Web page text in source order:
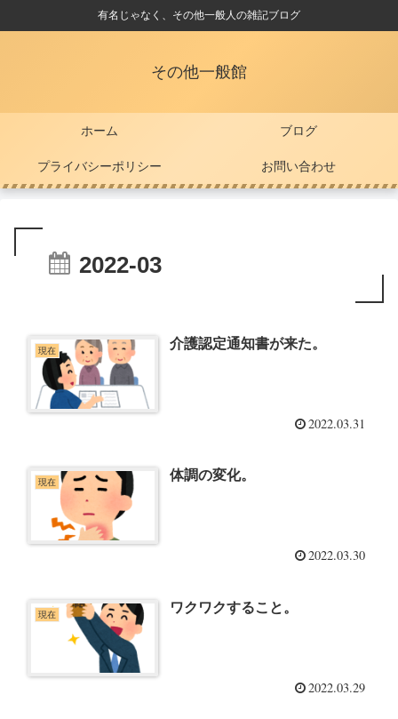
有名じゃなく、その他一般人の雑記ブログ
その他一般館
ホーム ブログ
プライバシーポリシー お問い合わせ
2022-03
現在 介護認定通知書が来た。
2022.03.31
現在 体調の変化。
2022.03.30
現在 ワクワクすること。
2022.03.29